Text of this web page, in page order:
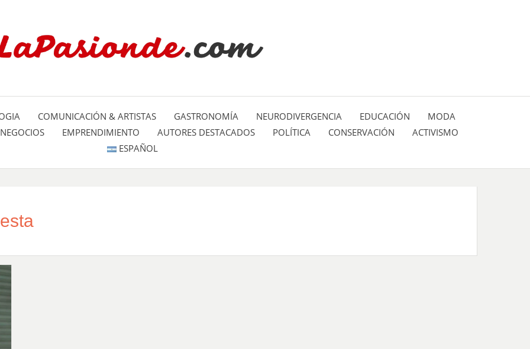
LA PASIÓN DE:
COMUNICACIÓN & ARTISTAS GASTRONOMÍA NEURODIVERGENCIA EDUCACIÓN
MODA
NEGOCIOS EMPRENDIMIENTO AUTORES DESTACADOS POLÍTICA CONSERVACIÓN
ACTIVISMO
ESPAÑOL